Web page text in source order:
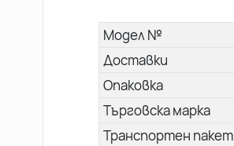
Модел №
Доставки
Опаковка
Търговска марка
Транспортен пакет